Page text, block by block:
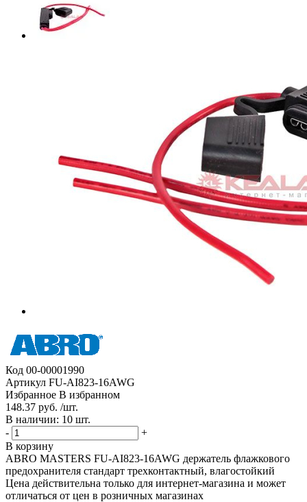
Код 00-00001990
Артикул FU-AI823-16AWG
Избранное В избранном
148.37 руб. /шт.
В наличии: 10 шт.
-
+
В корзину
ABRO MASTERS FU-AI823-16AWG держатель флажкового
предохранителя стандарт трехконтактный, влагостойкий
Цена действительна только для интернет-магазина и может
отличаться от цен в розничных магазинах